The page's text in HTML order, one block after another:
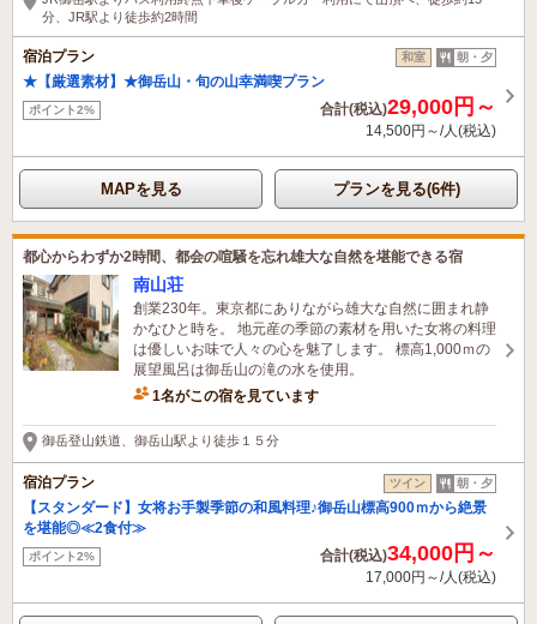
分、JR駅より徒歩約2時間
宿泊プラン 和室 朝・夕
★【厳選素材】★御岳山・旬の山幸満喫プラン
ポイント2% 合計(税込)29,000円～
14,500円～/人(税込)
MAPを見る プランを見る(6件)
都心からわずか2時間、都会の喧騒を忘れ雄大な自然を堪能できる宿
南山荘
創業230年。東京都にありながら雄大な自然に囲まれ静
かなひと時を。 地元産の季節の素材を用いた女将の料理
は優しいお味で人々の心を魅了します。 標高1,000ｍの
展望風呂は御岳山の滝の水を使用。
1名がこの宿を見ています
御岳登山鉄道、御岳山駅より徒歩１５分
宿泊プラン ツイン 朝・夕
【スタンダード】女将お手製季節の和風料理♪御岳山標高900ｍから絶景
を堪能◎≪2食付≫
ポイント2% 合計(税込)34,000円～
17,000円～/人(税込)